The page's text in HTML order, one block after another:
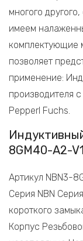
многого
имеем
комплектующие
позволяет
применение:
производителя
Pepperl Fuchs.
8GM40-A2-
Артикул NBN3-
Серия NBN
короткого
Корпус